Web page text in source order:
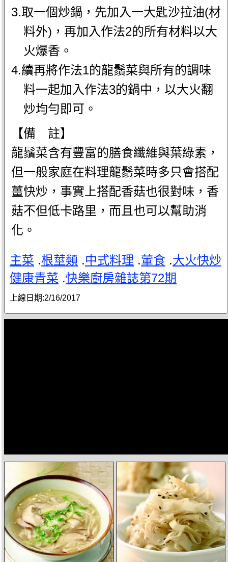
3.取一個炒鍋，先加入一大匙沙拉油(材
料外)，再加入作法2的所有材料以大
火爆香。
4.續再將作法1的龍鬚菜與所有的調味
料一起加入作法3的鍋中，以大火翻
炒均勻即可。
【備 註】
龍鬚菜含有豐富的膳食纖維與葉綠素，
但一般家庭在料理龍鬚菜時多只會搭配
薑快炒，事實上搭配香菇也很對味，香
菇不但低卡路里，而且也可以幫助消
化。
主菜 .根莖類 .中式料理 .葷食 .大火快炒
健康青菜 .快樂廚房雜誌第72期
上線日期:2/16/2017